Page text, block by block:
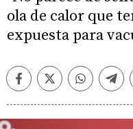
ola de calor que
expuesta para
FacebookTwitterWhatsapp